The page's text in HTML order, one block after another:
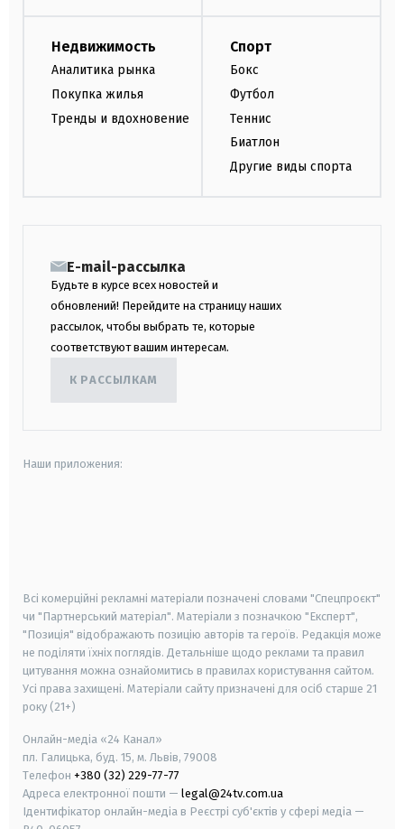
Недвижимость
Аналитика рынка
Покупка жилья
Тренды и вдохновение
Спорт
Бокс
Футбол
Теннис
Биатлон
Другие виды спорта
E-mail-рассылка
Будьте в курсе всех новостей и
обновлений! Перейдите на страницу наших
рассылок, чтобы выбрать те, которые
соответствуют вашим интересам.
К РАССЫЛКАМ
Наши приложения:
Всі комерційні рекламні матеріали позначені словами "Спецпроєкт"
чи "Партнерський матеріал". Матеріали з позначкою "Експерт",
"Позиція" відображають позицію авторів та героїв. Редакція може
не поділяти їхніх поглядів. Детальніше щодо реклами та правил
цитування можна ознайомитись в правилах користування сайтом.
Усі права захищені. Матеріали сайту призначені для осіб старше 21
року (21+)
Онлайн-медіа «24 Канал»
пл. Галицька, буд. 15, м. Львів, 79008
Телефон +380 (32) 229-77-77
Адреса електронної пошти — legal@24tv.com.ua
Ідентифікатор онлайн-медіа в Реєстрі суб'єктів у сфері медіа —